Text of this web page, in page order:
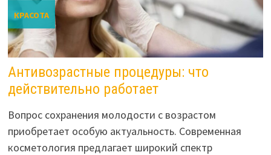
КРАСОТА
Антивозрастные процедуры: что
действительно работает
Вопрос сохранения молодости с возрастом
приобретает особую актуальность. Современная
косметология предлагает широкий спектр